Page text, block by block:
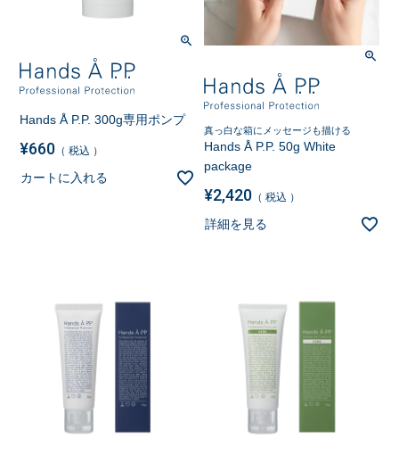
Hands Å P.P. 300g専用ポンプ
¥660 税込
カートに入れる
真っ白な箱にメッセージも描ける
Hands Å P.P. 50g White
package
¥2,420 税込
詳細を見る